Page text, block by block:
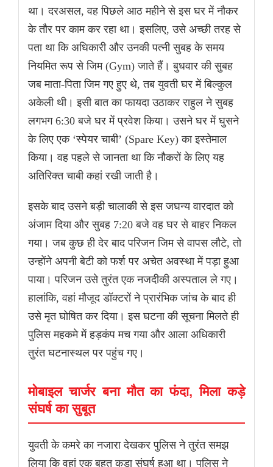
था। दरअसल, वह पिछले आठ महीने से इस घर में नौकर
के तौर पर काम कर रहा था। इसलिए, उसे अच्छी तरह से
पता था कि अधिकारी और उनकी पत्नी सुबह के समय
नियमित रूप से जिम (Gym) जाते हैं। बुधवार की सुबह
जब माता-पिता जिम गए हुए थे, तब युवती घर में बिल्कुल
अकेली थी। इसी बात का फायदा उठाकर राहुल ने सुबह
लगभग 6:30 बजे घर में प्रवेश किया। उसने घर में घुसने
के लिए एक ‘स्पेयर चाबी’ (Spare Key) का इस्तेमाल
किया। वह पहले से जानता था कि नौकरों के लिए यह
अतिरिक्त चाबी कहां रखी जाती है।
इसके बाद उसने बड़ी चालाकी से इस जघन्य वारदात को
अंजाम दिया और सुबह 7:20 बजे वह घर से बाहर निकल
गया। जब कुछ ही देर बाद परिजन जिम से वापस लौटे, तो
उन्होंने अपनी बेटी को फर्श पर अचेत अवस्था में पड़ा हुआ
पाया। परिजन उसे तुरंत एक नजदीकी अस्पताल ले गए।
हालांकि, वहां मौजूद डॉक्टरों ने प्रारंभिक जांच के बाद ही
उसे मृत घोषित कर दिया। इस घटना की सूचना मिलते ही
पुलिस महकमे में हड़कंप मच गया और आला अधिकारी
तुरंत घटनास्थल पर पहुंच गए।
मोबाइल चार्जर बना मौत का फंदा, मिला कड़े
संघर्ष का सुबूत
युवती के कमरे का नजारा देखकर पुलिस ने तुरंत समझ
लिया कि वहां एक बहुत कड़ा संघर्ष हुआ था। पुलिस ने